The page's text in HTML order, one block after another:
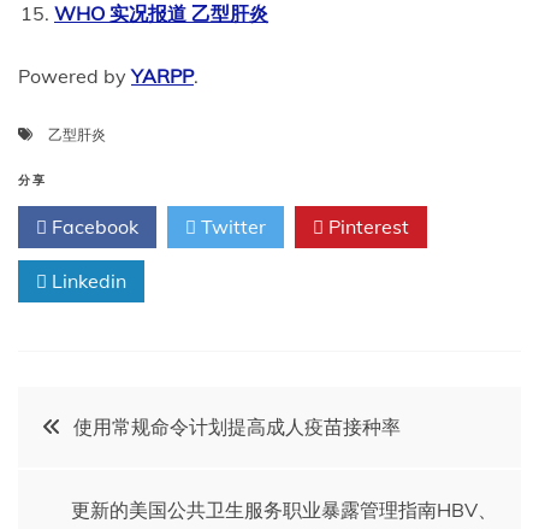
WHO 实况报道 乙型肝炎
Powered byYARPP.
乙型肝炎
分享
Facebook Twitter Pinterest
Linkedin
文
使用常规命令计划提高成人疫苗接种率
更新的美国公共卫生服务职业暴露管理指南HBV、